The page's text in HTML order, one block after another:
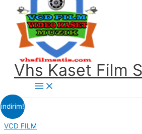
Vhs Kaset Film
Main
indirim!
VCD FILM